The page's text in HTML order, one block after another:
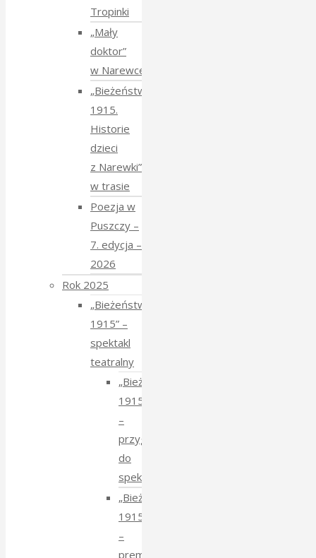
Tropinki
„Mały
doktor”
w Narewce
„Bieżeństwo
1915.
Historie
dzieci
z Narewki”
w trasie
Poezja w
Puszczy –
7. edycja –
2026
Rok 2025
„Bieżeństwo
1915” –
spektakl
teatralny
„Bieżeństwo
1915”
–
przygotowania
do
spektaklu
„Bieżeństwo
1915”
–
premiera